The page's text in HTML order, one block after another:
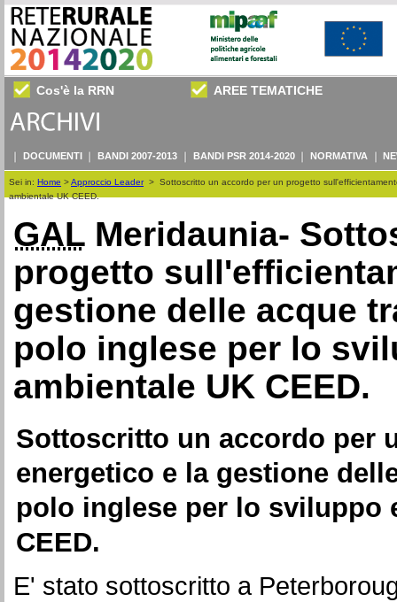
Cos'è la RRN AREE TEMATICHE
DOCUMENTI BANDI 2007-2013 BANDI PSR 2014-2020 NORMATIVA
Sei in: Home >Approccio Leader> Sottoscritto un accordo per un progetto
ambientale UK CEED.
GAL Meridaunia-
progetto
gestione delle acque
polo inglese per lo
ambientale UK CEED.
Sottoscritto un accordo per
energetico e la gestione
polo inglese per lo sviluppo
CEED.
E' stato sottoscritto a